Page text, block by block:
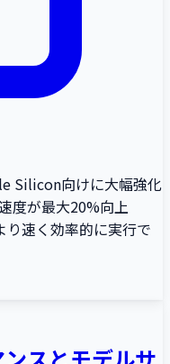
Silicon向けに大幅強化
度が最大20%向上
り速く効率的に実行で